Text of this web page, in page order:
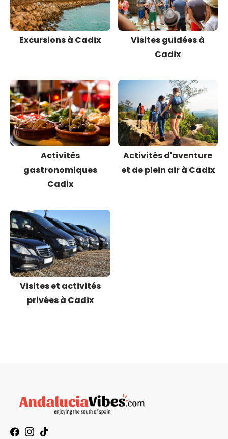
Excursions à Cadix
Visites guidées à
Cadix
Activités
gastronomiques
Cadix
Activités d'aventure
et de plein air à Cadix
Visites et activités
privées à Cadix